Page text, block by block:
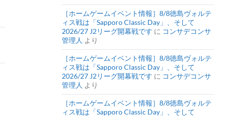
［ホームゲームイベント情報］8/8徳島ヴォルテ
ィス戦は「Sapporo Classic Day」、そして
2026/27 J2リーグ開幕戦です に コンサデコンサ
管理人 より
［ホームゲームイベント情報］8/8徳島ヴォルテ
ィス戦は「Sapporo Classic Day」、そして
2026/27 J2リーグ開幕戦です に コンサデコンサ
管理人 より
［ホームゲームイベント情報］8/8徳島ヴォルテ
ィス戦は「Sapporo Classic Day」、そして